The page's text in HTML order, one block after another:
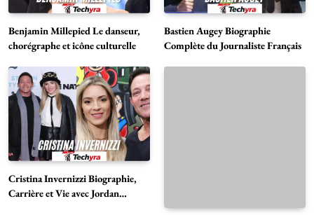
Benjamin Millepied Le danseur,
chorégraphe et icône culturelle
Bastien Augey Biographie
Complète du Journaliste Français
Cristina Invernizzi Biographie,
Carrière et Vie avec Jordan
Française